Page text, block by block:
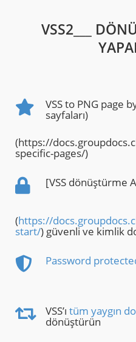
VSS2___
VSS to PNG page
sayfaları)
(https://
specific-pages/)
[VSS dönüştürme
(https://
start/) güvenli ve kimlik
Password
VSS’ı tüm yaygın
dönüştürün